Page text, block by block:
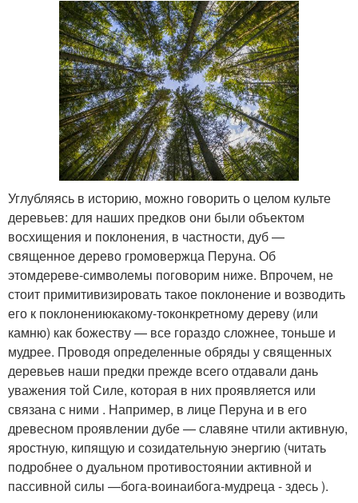
Углубляясь в историю, можно говорить о целом культе
деревьев: для наших предков они были объектом
восхищения и поклонения, в частности, дуб —
священное дерево громовержца Перуна. Об
этомдереве-символемы поговорим ниже. Впрочем, не
стоит примитивизировать такое поклонение и возводить
его к поклонениюкакому-токонкретному дереву (или
камню) как божеству — все гораздо сложнее, тоньше и
мудрее. Проводя определенные обряды у священных
деревьев наши предки прежде всего отдавали дань
уважения той Силе, которая в них проявляется или
связана с ними . Например, в лице Перуна и в его
древесном проявлении дубе — славяне чтили активную,
яростную, кипящую и созидательную энергию (читать
подробнее о дуальном противостоянии активной и
пассивной силы —бога-воинаибога-мудреца- здесь ).